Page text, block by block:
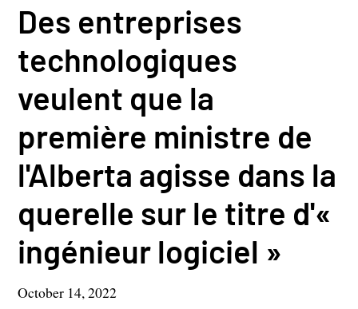
Des entreprises
technologiques
veulent que la
première ministre de
l'Alberta agisse dans la
querelle sur le titre d'«
ingénieur logiciel »
October 14, 2022